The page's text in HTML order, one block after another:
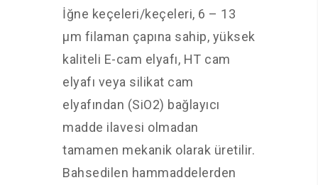
İğne keçeleri/keçeleri, 6 – 13
µm filaman çapına sahip, yüksek
kaliteli E-cam elyafı, HT cam
elyafı veya silikat cam
elyafından (SiO2) bağlayıcı
madde ilavesi olmadan
tamamen mekanik olarak üretilir.
Bahsedilen hammaddelerden